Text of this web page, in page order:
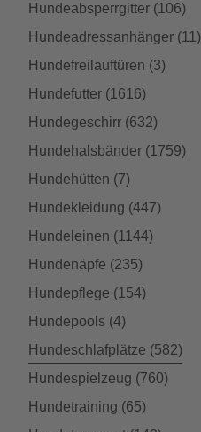
Hundeabsperrgitter (106)
Hundeadressanhänger (11)
Hundefreilauftüren (3)
Hundefutter (1616)
Hundegeschirr (632)
Hundehalsbänder (1759)
Hundehütten (7)
Hundekleidung (447)
Hundeleinen (1144)
Hundenäpfe (235)
Hundepflege (154)
Hundepools (4)
Hundeschlafplätze (582)
Hundespielzeug (760)
Hundetraining (65)